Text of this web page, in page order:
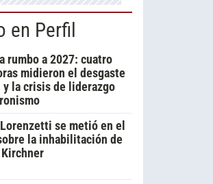
en Perfil
rumbo a 2027: cuatro
midieron el desgaste
la crisis de liderazgo
se metió en el
la inhabilitación de